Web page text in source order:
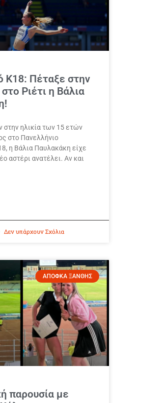
Κ18: Πέταξε στην
Ριέτι η Βάλια
στην ηλικία των 15 ετών
στο Πανελλήνιο
η Βάλια Παυλακάκη είχε
αστέρι ανατέλει. Αν και
Δεν υπάρχουν Σχόλια
ΑΠΟΦΚΑ ΞΑΝΘΗΣ
παρουσία με